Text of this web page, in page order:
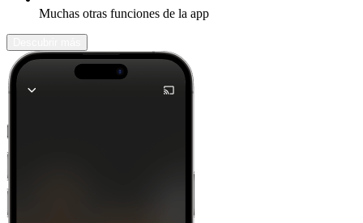
Muchas otras funciones de la app